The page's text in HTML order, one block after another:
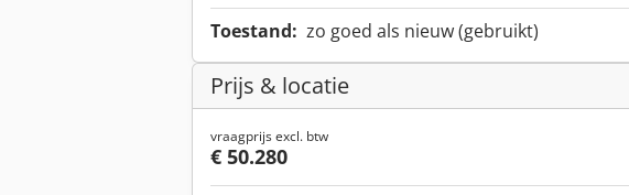
Toestand: zo goed als nieuw (gebruikt)
Prijs & locatie
vraagprijs excl. btw
€ 50.280